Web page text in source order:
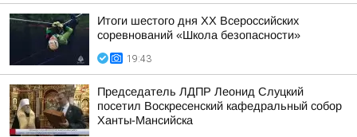
Итоги шестого дня XX Всероссийских
соревнований «Школа безопасности»
19:43
Председатель ЛДПР Леонид Слуцкий
посетил Воскресенский кафедральный собор
Ханты-Мансийска